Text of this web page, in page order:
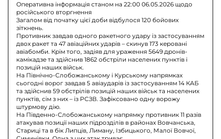
Оперативна інформація станом на 22:00 06.05.2026 щодо
російського вторгнення
Загалом від початку цієї доби відбулося 120 бойових
зіткнень.
Противник завдав одного ракетного удару із застосуванням
двох ракет та 47 авіаційних ударів – скинув 173 керовані
авіабомби. Крім того, задіяв для ураження 5649 дронів-
камікадзе та здійснив 1862 обстріли населених пунктів і
позицій наших військ.
На Північно-Слобожанському і Курському напрямках
сьогодні ворог завдав 5 авіаударів із застосуванням 14 КАБ
та здійснив 59 обстрілів позицій наших військ та населених
пунктів, сім з них – із РСЗВ. Зафіксовано одну ворожу
штурмову дію.
На Південно-Слобожанському напрямку противник 11 разів
атакував позиції наших підрозділів в районах Вовчанська,
Стариці та в бік Липців, Лиману, Ізбицького, Малої Вовчої,